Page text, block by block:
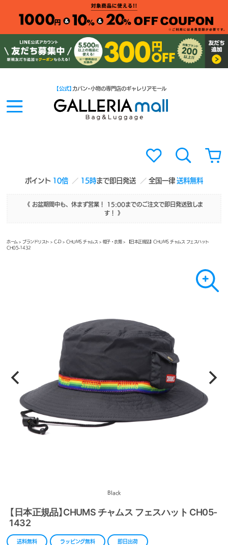
ポイント 10倍 15時まで即日発送 全国一律送料無料
【公式】 カバン・小物の専門店のギャレリアモール
《 お盆期間中も、休まず営業！ 15:00までのご注文で即日発送致しま
す！ 》
ホーム >ブランドリスト >C-D>CHUMS チャムス > 帽子・衣類> 【日本正規品】CHUMS チャムス フェスハット
CH05-1432
Black
【日本正規品】CHUMS チャムス フェスハット CH05-
1432
送料無料 ラッピング無料 即日出荷